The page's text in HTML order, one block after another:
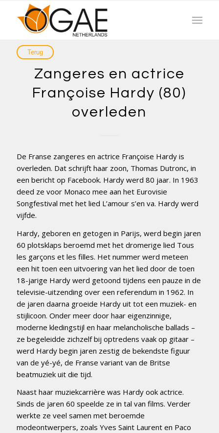
Zangeres en actrice
Françoise Hardy (80)
overleden
De Franse zangeres en actrice Françoise Hardy is
overleden. Dat schrijft haar zoon, Thomas Dutronc, in
een bericht op Facebook. Hardy werd 80 jaar. In 1963
deed ze voor Monaco mee aan het Eurovisie
Songfestival met het lied L’amour s’en va. Hardy werd
vijfde.
Hardy, geboren en getogen in Parijs, werd begin jaren
60 plotsklaps beroemd met het dromerige lied Tous
les garçons et les filles. Het nummer werd meteen
een hit toen een uitvoering van het lied door de toen
18-jarige Hardy werd getoond tijdens een pauze in de
televisie-uitzending over een referendum in 1962. In
de jaren daarna groeide Hardy uit tot een muziek- en
stijlicoon. Onder meer door haar eigenzinnige,
moderne kledingstijl en haar melancholische ballads –
ze begeleidde zichzelf bij optredens vaak op gitaar –
werd Hardy begin jaren zestig de bekendste figuur
van de yé-yé, de Franse variant van de Britse
beatmuziek uit die tijd.
Naast haar muziekcarrière was Hardy ook actrice.
Sinds de jaren 60 speelde ze in tal van films. Verder
werkte ze veel samen met beroemde
modeontwerpers, zoals Yves Saint Laurent en Paco